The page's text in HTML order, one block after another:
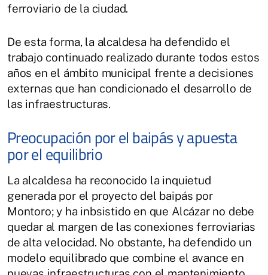
ferroviario de la ciudad.
De esta forma, la alcaldesa ha defendido el
trabajo continuado realizado durante todos estos
años en el ámbito municipal frente a decisiones
externas que han condicionado el desarrollo de
las infraestructuras.
Preocupación por el baipás y apuesta
por el equilibrio
La alcaldesa ha reconocido la inquietud
generada por el proyecto del baipás por
Montoro; y ha inbsistido en que Alcázar no debe
quedar al margen de las conexiones ferroviarias
de alta velocidad. No obstante, ha defendido un
modelo equilibrado que combine el avance en